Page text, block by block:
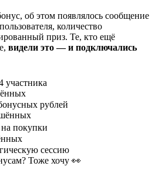
об этом появлялось сообщение
количество
приз. Те, кто ещё
видели это — и подключались
участника
рублей
покупки
сессию
Тоже хочу 👀